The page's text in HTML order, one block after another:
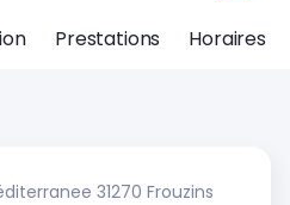
Prestations Horaires
31270 Frouzins